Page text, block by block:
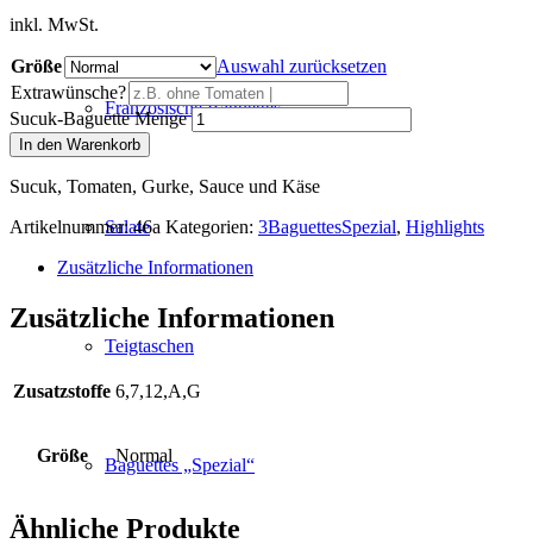
Französische Baguettes
Salate
Teigtaschen
Baguettes „Spezial“
inkl. MwSt.
Größe
Auswahl zurücksetzen
Extrawünsche?
Sucuk-Baguette Menge
In den Warenkorb
Sucuk, Tomaten, Gurke, Sauce und Käse
Artikelnummer:46a Kategorien: 3BaguettesSpezial, Highlights
Zusätzliche Informationen
Zusätzliche Informationen
Zusatzstoffe 6,7,12,A,G
Größe Normal
Ähnliche Produkte